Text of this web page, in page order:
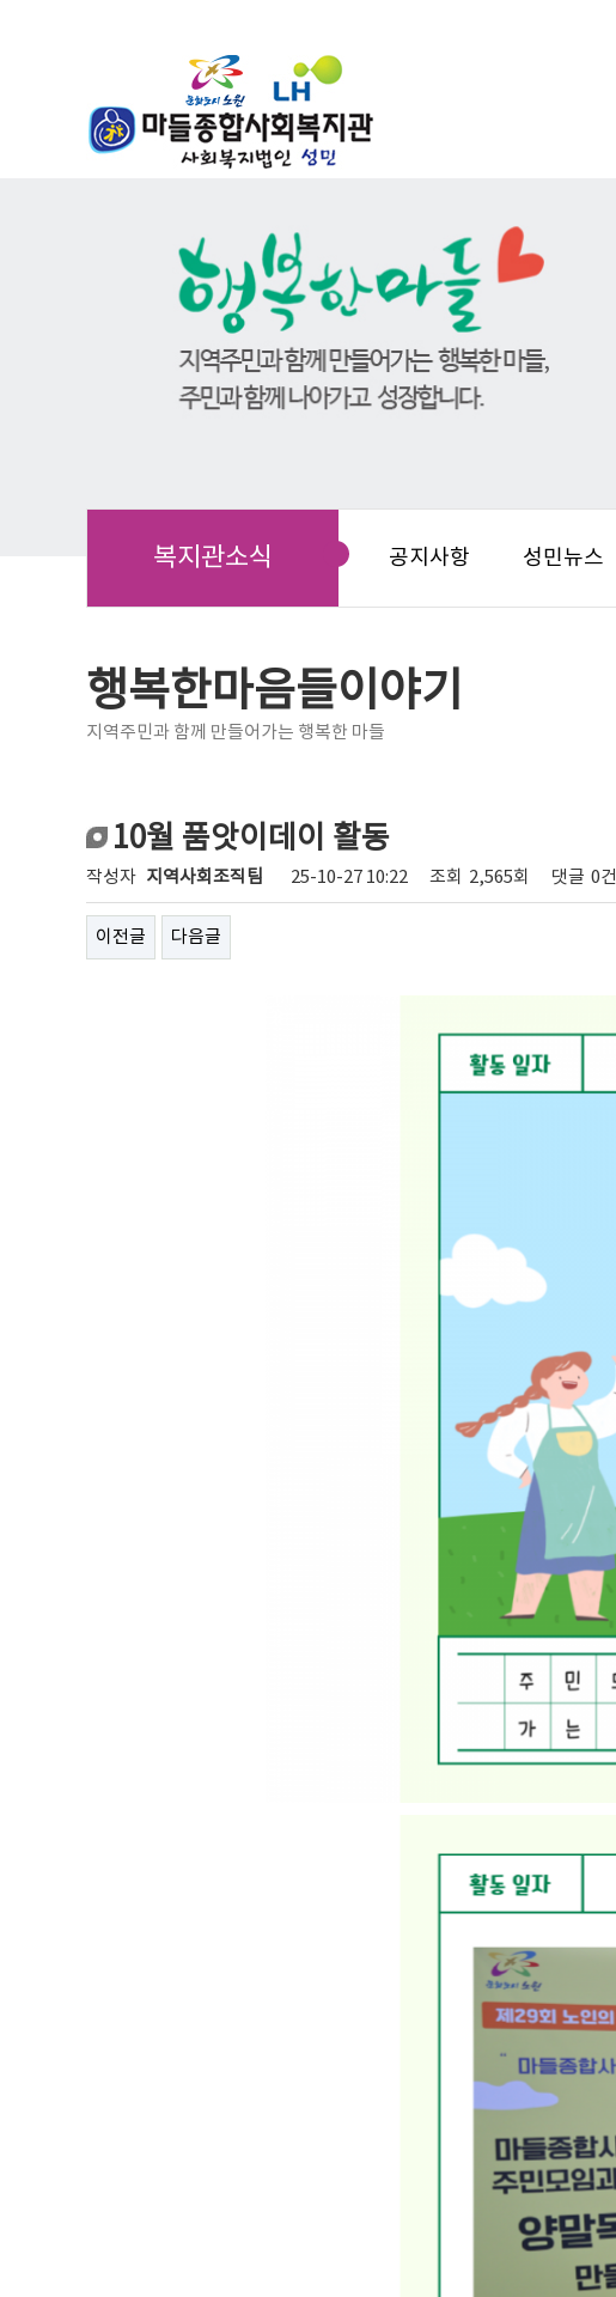
복지관소식 공지사항 성민뉴스
행복한마음들이야기
지역주민과 함께 만들어가는 행복한 마들
10월 품앗이데이 활동
작성자 지역사회조직팀 25-10-27 10:22 조회 2,565회 댓글 0건
이전글 다음글